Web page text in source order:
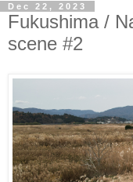
Dec 22, 2023
Fukushima /
scene #2